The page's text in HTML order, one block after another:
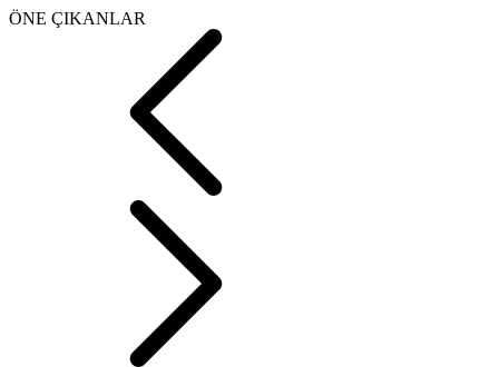
ÖNE ÇIKANLAR